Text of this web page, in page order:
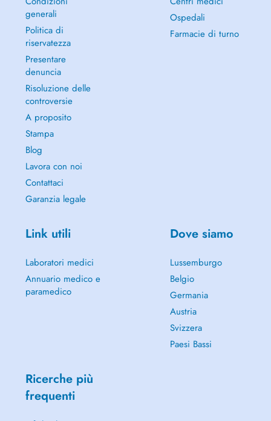
generali
Politica di
riservatezza
Presentare
denuncia
Risoluzione delle
controversie
A proposito
Stampa
Blog
Lavora con noi
Contattaci
Garanzia legale
Ospedali
Farmacie di turno
Link utili
Laboratori medici
Annuario medico e
paramedico
Dove siamo
Lussemburgo
Belgio
Germania
Austria
Svizzera
Paesi Bassi
Ricerche più
frequenti